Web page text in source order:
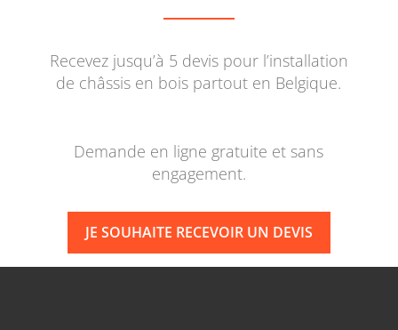
Recevez jusqu’à 5 devis pour l’installation
de châssis en bois partout en Belgique.
Demande en ligne gratuite et sans
engagement.
JE SOUHAITE RECEVOIR UN DEVIS